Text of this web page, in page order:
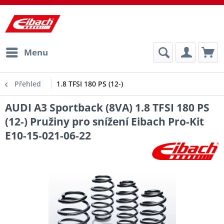
Menu
Přehled 1.8 TFSI 180 PS (12-)
AUDI A3 Sportback (8VA) 1.8 TFSI 180 PS
(12-) Pružiny pro snížení Eibach Pro-Kit
E10-15-021-06-22